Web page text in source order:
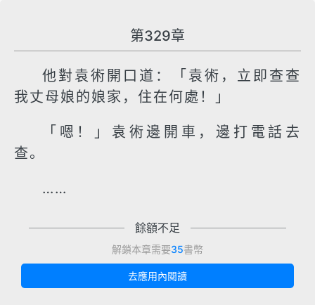
第329章
他對袁術開口道：「袁術，立即查查
我丈母娘的娘家，住在何處！」
「嗯！」袁術邊開車，邊打電話去
查。
……
餘額不足
解鎖本章需要35書幣
去應用內閱讀